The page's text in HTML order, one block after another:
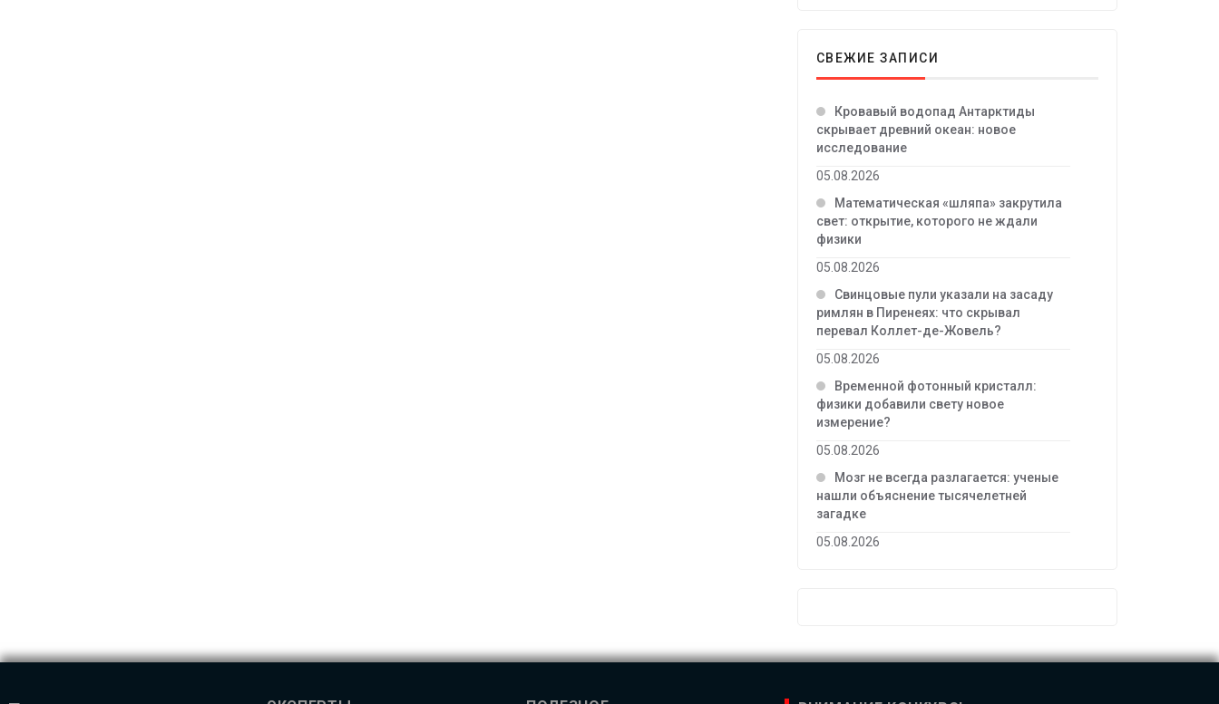
СВЕЖИЕ ЗАПИСИ
Кровавый водопад Антарктиды
скрывает древний океан: новое
исследование
05.08.2026
Математическая «шляпа» закрутила
свет: открытие, которого не ждали
физики
05.08.2026
Свинцовые пули указали на засаду
римлян в Пиренеях: что скрывал
перевал Коллет-де-Жовель?
05.08.2026
Временной фотонный кристалл:
физики добавили свету новое
измерение?
05.08.2026
Мозг не всегда разлагается: ученые
нашли объяснение тысячелетней
загадке
05.08.2026